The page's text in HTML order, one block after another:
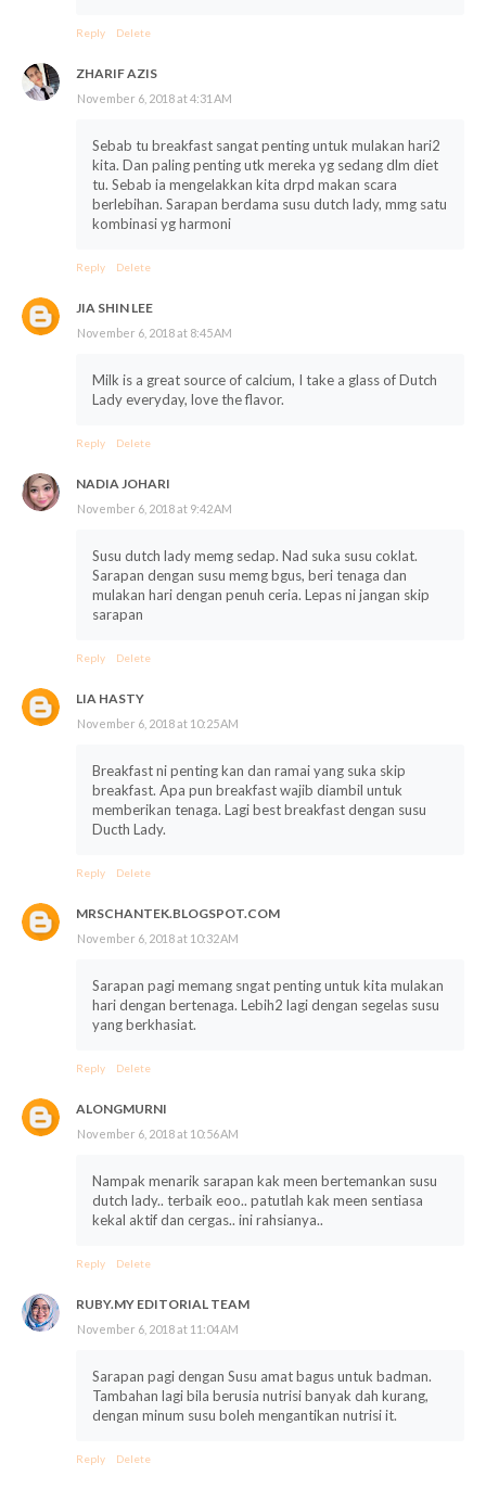
Reply Delete
ZHARIF AZIS
November 6, 2018 at 4:31 AM
Sebab tu breakfast sangat penting untuk mulakan hari2
kita. Dan paling penting utk mereka yg sedang dlm diet
tu. Sebab ia mengelakkan kita drpd makan scara
berlebihan. Sarapan berdama susu dutch lady, mmg satu
kombinasi yg harmoni
Reply Delete
JIA SHIN LEE
November 6, 2018 at 8:45 AM
Milk is a great source of calcium, I take a glass of Dutch
Lady everyday, love the flavor.
Reply Delete
NADIA JOHARI
November 6, 2018 at 9:42 AM
Susu dutch lady memg sedap. Nad suka susu coklat.
Sarapan dengan susu memg bgus, beri tenaga dan
mulakan hari dengan penuh ceria. Lepas ni jangan skip
sarapan
Reply Delete
LIA HASTY
November 6, 2018 at 10:25 AM
Breakfast ni penting kan dan ramai yang suka skip
breakfast. Apa pun breakfast wajib diambil untuk
memberikan tenaga. Lagi best breakfast dengan susu
Ducth Lady.
Reply Delete
MRSCHANTEK.BLOGSPOT.COM
November 6, 2018 at 10:32 AM
Sarapan pagi memang sngat penting untuk kita mulakan
hari dengan bertenaga. Lebih2 lagi dengan segelas susu
yang berkhasiat.
Reply Delete
ALONGMURNI
November 6, 2018 at 10:56 AM
Nampak menarik sarapan kak meen bertemankan susu
dutch lady.. terbaik eoo.. patutlah kak meen sentiasa
kekal aktif dan cergas.. ini rahsianya..
Reply Delete
RUBY.MY EDITORIAL TEAM
November 6, 2018 at 11:04 AM
Sarapan pagi dengan Susu amat bagus untuk badman.
Tambahan lagi bila berusia nutrisi banyak dah kurang,
dengan minum susu boleh mengantikan nutrisi it.
Reply Delete